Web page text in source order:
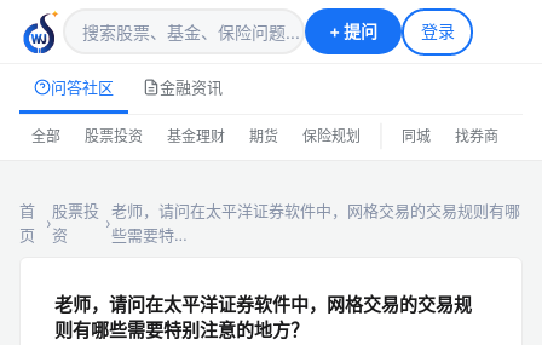
+提问 登录
问答社区 金融资讯
全部 股票投资 基金理财 期货 保险规划 同城 找券商
首
页
›
股票投
资
›
老师，请问在太平洋证券软件中，网格交易的交易规则有哪
些需要特…
老师，请问在太平洋证券软件中，网格交易的交易规
则有哪些需要特别注意的地方？